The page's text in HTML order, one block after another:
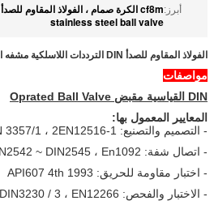
أبرز:cf8m الكرة صمام ، الفولاذ المقاوم للصدأ الكرة صمام
stainless steel ball valve
الفولاذ المقاوم للصدأ DIN الترددات اللاسلكية مشفه الكرة صمام 2PC مع عملية مقبض
مواصفات
DIN القياسية مقبض Oprated Ball Valve
المعايير المعمول بها:
- التصميم والتصنيع: DIN 3357/1 ، 2EN12516-1
- اتصال شفة: DIN2542 ~ DIN2545 ، En1092
- اختبار مقاومة للحريق: API607 4th 1993
- الاختبار والفحص: DIN3230 / 3 ، EN12266